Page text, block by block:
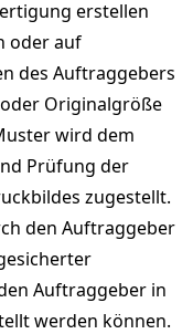
erstellen
oder auf
des Auftraggebers
Originalgröße
wird dem
Prüfung der
zugestellt.
den Auftraggeber
Auftraggeber in
werden können.